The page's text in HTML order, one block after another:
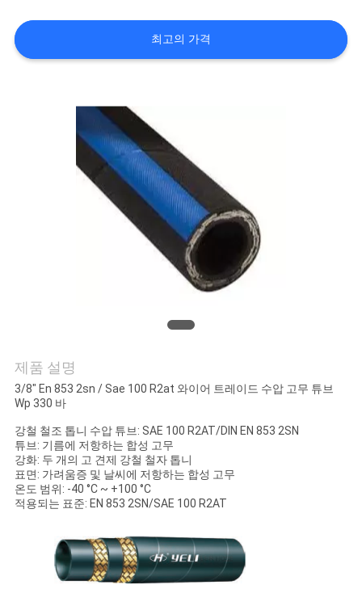
리
청
하
다
소
최고의 가격
제품 설명
3/8" En 853 2sn / Sae 100 R2at 와이어 트레이드 수압 고무 튜브
Wp 330 바
강철 철조 톱니 수압 튜브: SAE 100 R2AT/DIN EN 853 2SN
튜브: 기름에 저항하는 합성 고무
강화: 두 개의 고 견제 강철 철자 톱니
표면: 가려움증 및 날씨에 저항하는 합성 고무
온도 범위: -40 °C ~ +100 °C
적용되는 표준: EN 853 2SN/SAE 100 R2AT